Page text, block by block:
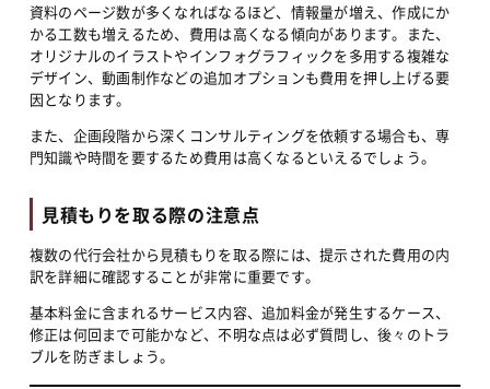
資料のページ数が多くなればなるほど、情報量が増え、作成にか
かる工数も増えるため、費用は高くなる傾向があります。また、
オリジナルのイラストやインフォグラフィックを多用する複雑な
デザイン、動画制作などの追加オプションも費用を押し上げる要
因となります。
また、企画段階から深くコンサルティングを依頼する場合も、専
門知識や時間を要するため費用は高くなるといえるでしょう。
見積もりを取る際の注意点
複数の代行会社から見積もりを取る際には、提示された費用の内
訳を詳細に確認することが非常に重要です。
基本料金に含まれるサービス内容、追加料金が発生するケース、
修正は何回まで可能かなど、不明な点は必ず質問し、後々のトラ
ブルを防ぎましょう。